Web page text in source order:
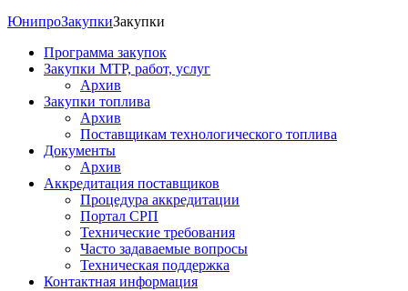
ЮнипроЗакупкиЗакупки
Программа закупок
Закупки МТР, работ, услуг
Архив
Закупки топлива
Архив
Поставщикам технологического топлива
Документы
Архив
Аккредитация поставщиков
Процедура аккредитации
Портал СРП
Технические требования
Часто задаваемые вопросы
Техническая поддержка
Контактная информация